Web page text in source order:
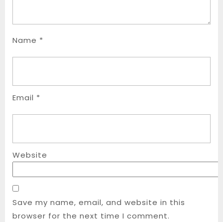
Name *
Email *
Website
Save my name, email, and website in this
browser for the next time I comment.